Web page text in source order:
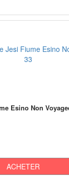
Esino Non
ACHETER